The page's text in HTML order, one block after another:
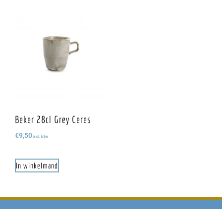
Beker 28cl Grey Ceres
€9,50 incl. btw
In winkelmand